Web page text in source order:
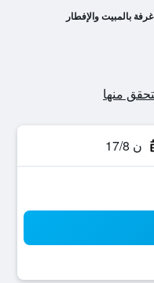
غرفة بالمبيت والإفطار
ن 17/8